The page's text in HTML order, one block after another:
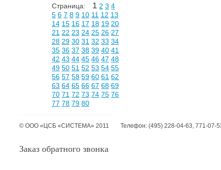
Страница: 1 2 3 4
5 6 7 8 9 10 11 12 13
14 15 16 17 18 19 20
21 22 23 24 25 26 27
28 29 30 31 32 33 34
35 36 37 38 39 40 41
42 43 44 45 46 47 48
49 50 51 52 53 54 55
56 57 58 59 60 61 62
63 64 65 66 67 68 69
70 71 72 73 74 75 76
77 78 79 80
© ООО «ЦСБ «СИСТЕМА» 2011 Телефон: (495) 228-04-63, 771-07-
Заказ обратного звонка